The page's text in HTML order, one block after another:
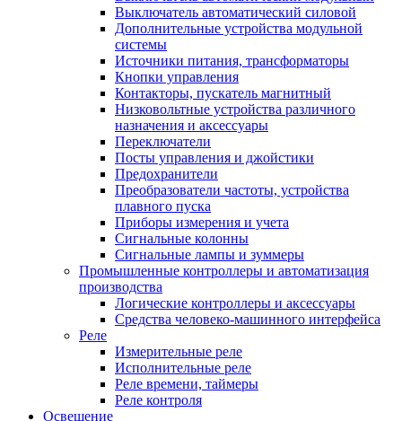
Выключатель автоматический силовой
Дополнительные устройства модульной
системы
Источники питания, трансформаторы
Кнопки управления
Контакторы, пускатель магнитный
Низковольтные устройства различного
назначения и аксессуары
Переключатели
Посты управления и джойстики
Предохранители
Преобразователи частоты, устройства
плавного пуска
Приборы измерения и учета
Сигнальные колонны
Сигнальные лампы и зуммеры
Промышленные контроллеры и автоматизация
производства
Логические контроллеры и аксессуары
Средства человеко-машинного интерфейса
Реле
Измерительные реле
Исполнительные реле
Реле времени, таймеры
Реле контроля
Освещение